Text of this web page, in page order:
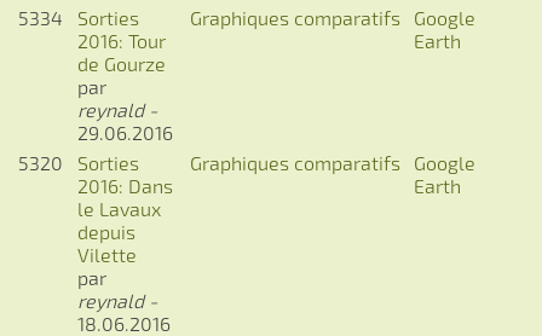
5334
Sorties
2016: Tour
de Gourze
par
reynald -
29.06.2016
Graphiques comparatifs
Google
Earth
5320
Sorties
2016: Dans
le Lavaux
depuis
Vilette
par
reynald -
18.06.2016
Graphiques comparatifs
Google
Earth